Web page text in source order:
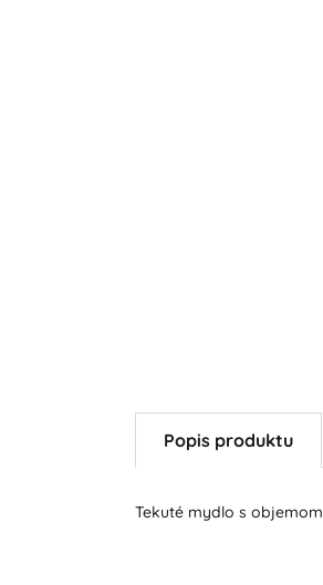
Popis produktu
Tekuté mydlo s